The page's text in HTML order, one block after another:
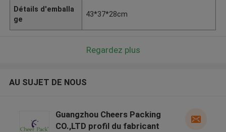
Détails d'emballa
ge
43*37*28cm
Regardez plus
AU SUJET DE NOUS
Guangzhou Cheers Packing
CO.,LTD profil du fabricant